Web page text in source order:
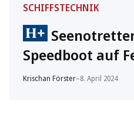
SCHIFFSTECHNIK
Speedboot auf
Krischan Förster–8. April 2024